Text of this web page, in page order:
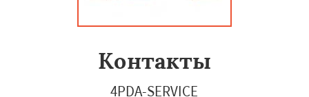
Контакты
4PDA-SERVICE